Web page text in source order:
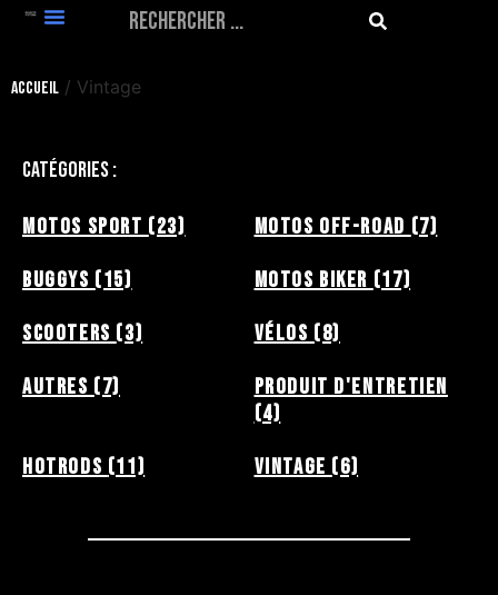
Accueil / Vintage
Catégories :
Motos Sport (23) Motos Off-Road (7)
Buggys (15) Motos Biker (17)
Scooters (3) Vélos (8)
Autres (7)
Produit d'entretien
(4)
HotRods (11) Vintage (6)